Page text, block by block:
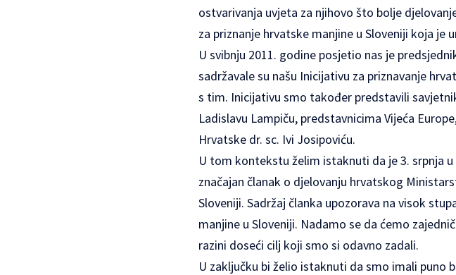
ostvarivanja uvjeta za njihovo što bolje
za priznanje hrvatske manjine u Sloveniji koja je
U svibnju 2011. godine posjetio nas je
sadržavale su našu Inicijativu za priznavanje
s tim. Inicijativu smo također predstavili
Ladislavu Lampiču, predstavnicima Vijeća
Hrvatske dr. sc. Ivi Josipoviću.
U tom kontekstu želim istaknuti da je 3. srpnja
značajan članak o djelovanju hrvatskog
Sloveniji. Sadržaj članka upozorava na visok
manjine u Sloveniji. Nadamo se da ćemo
razini doseći cilj koji smo si odavno zadali.
U zaključku bi želio istaknuti da smo imali puno